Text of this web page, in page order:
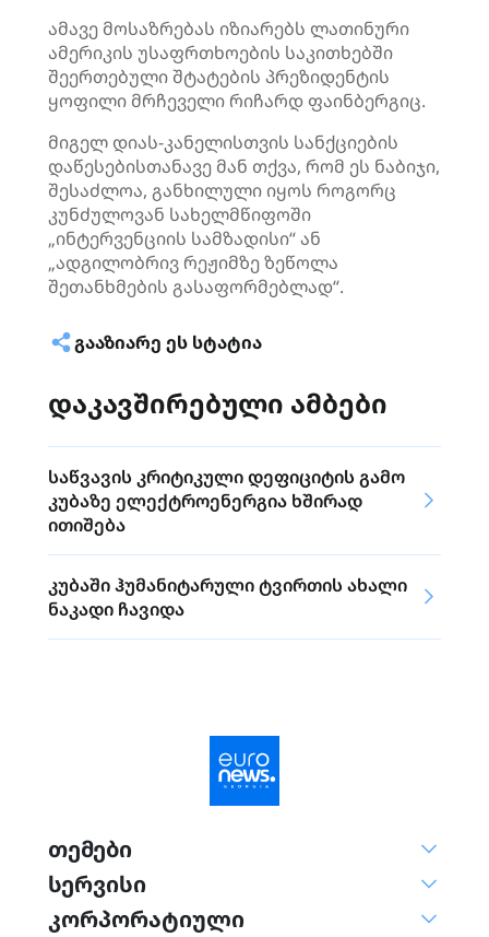
ამავე მოსაზრებას იზიარებს ლათინური
ამერიკის უსაფრთხოების საკითხებში
შეერთებული შტატების პრეზიდენტის
ყოფილი მრჩეველი რიჩარდ ფაინბერგიც.
მიგელ დიას-კანელისთვის სანქციების
დაწესებისთანავე მან თქვა, რომ ეს ნაბიჯი,
შესაძლოა, განხილული იყოს როგორც
კუნძულოვან სახელმწიფოში
„ინტერვენციის სამზადისი“ ან
„ადგილობრივ რეჟიმზე ზეწოლა
შეთანხმების გასაფორმებლად“.
ᲒᲐᲐᲖᲘᲐᲠᲔ ᲔᲡ ᲡᲢᲐᲢᲘᲐ
დაკავშირებული ამბები
საწვავის კრიტიკული დეფიციტის გამო
კუბაზე ელექტროენერგია ხშირად
ითიშება
კუბაში ჰუმანიტარული ტვირთის ახალი
ნაკადი ჩავიდა
თემები
სერვისი
კორპორატიული